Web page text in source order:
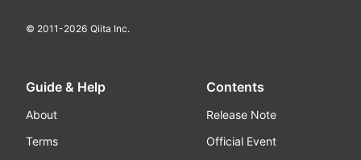
© 2011-2026 Qiita Inc.
Guide & Help
About
Terms
Contents
Release Note
Official Event